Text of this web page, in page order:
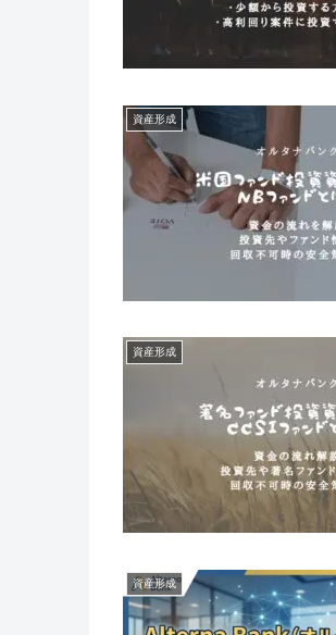
資産形成
資産形成
資産形成